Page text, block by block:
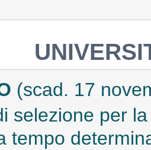
(scad. 17
selezione per
tempo